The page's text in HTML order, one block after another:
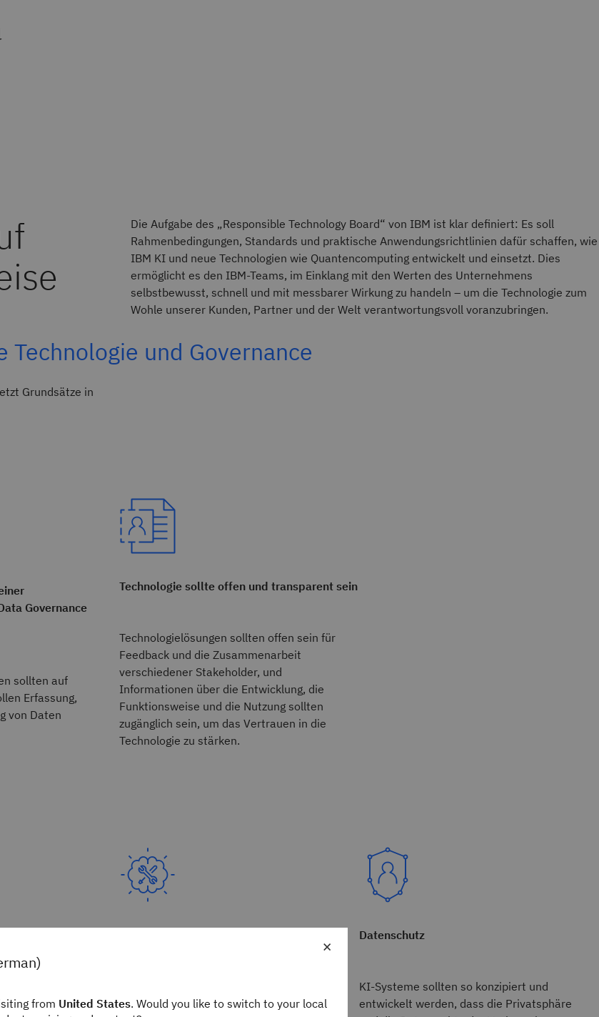
Die Aufgabe des „Responsible Technology Board“ von IBM ist klar definiert: Es soll
Rahmenbedingungen, Standards und praktische Anwendungsrichtlinien dafür schaffen, wie
IBM KI und neue Technologien wie Quantencomputing entwickelt und einsetzt. Dies
ermöglicht es den IBM-Teams, im Einklang mit den Werten des Unternehmens
selbstbewusst, schnell und mit messbarer Wirkung zu handeln – um die Technologie zum
Wohle unserer Kunden, Partner und der Welt verantwortungsvoll voranzubringen.
und Governance
Grundsätze in
Governance
sollten auf
Erfassung,
von Daten
Technologie sollte offen und transparent sein
Technologielösungen sollten offen sein für
Feedback und die Zusammenarbeit
verschiedener Stakeholder, und
Informationen über die Entwicklung, die
Funktionsweise und die Nutzung sollten
zugänglich sein, um das Vertrauen in die
Technologie zu stärken.
auf menschliche
KI-Systeme sollten mit widrigen
Datenschutz
KI-Systeme sollten so konzipiert und
entwickelt werden, dass die Privatsphäre
×
from United States. Would you like to switch to your local